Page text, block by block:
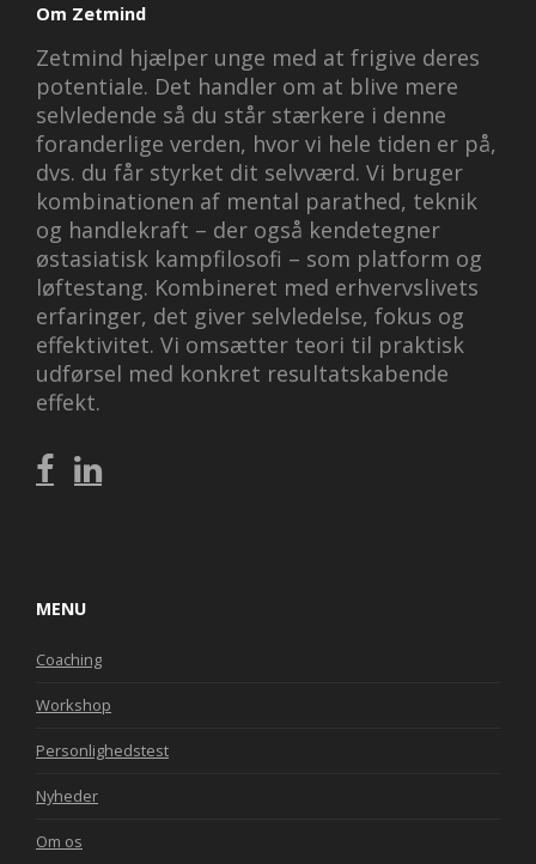
Om Zetmind
Zetmind hjælper unge med at frigive deres
potentiale. Det handler om at blive mere
selvledende så du står stærkere i denne
foranderlige verden, hvor vi hele tiden er på,
dvs. du får styrket dit selvværd. Vi bruger
kombinationen af mental parathed, teknik
og handlekraft – der også kendetegner
østasiatisk kampfilosofi – som platform og
løftestang. Kombineret med erhvervslivets
erfaringer, det giver selvledelse, fokus og
effektivitet. Vi omsætter teori til praktisk
udførsel med konkret resultatskabende
effekt.
MENU
Coaching
Workshop
Personlighedstest
Nyheder
Om os